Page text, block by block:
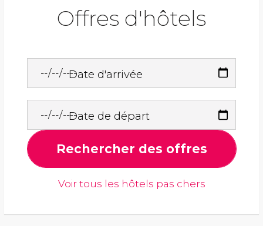
Offres d'hôtels
Date d'arrivée
Date de départ
Rechercher des offres
Voir tous les hôtels pas chers